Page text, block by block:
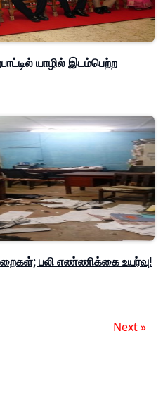
யாழில் இடம்பெற்ற
பலி எண்ணிக்கை உயர்வு!
Next »